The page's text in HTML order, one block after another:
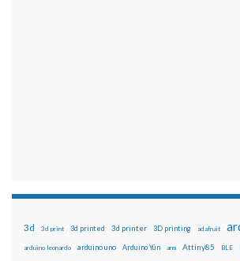
3d 3d print 3d printed 3d printer 3D printing adafruit
arduino leonardo arduino uno Arduino Yún arm Attiny85 BLE